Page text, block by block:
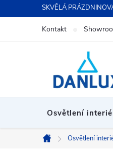
na
SKVĚLÁ
Kontakt
Osvětlení
Domů
Osvětlení